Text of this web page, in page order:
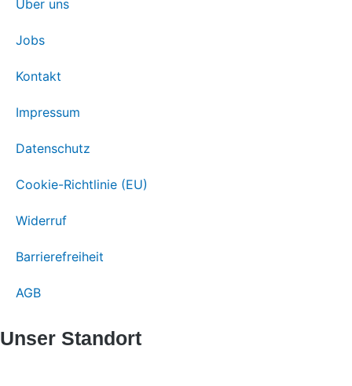
Über uns
Jobs
Kontakt
Impressum
Datenschutz
Cookie-Richtlinie (EU)
Widerruf
Barrierefreiheit
AGB
Unser Standort